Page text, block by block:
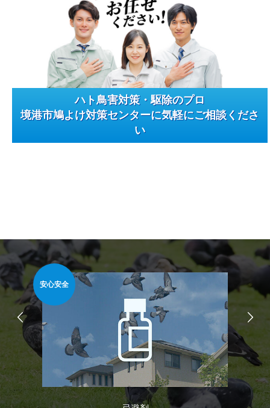
ハト鳥害対策・駆除のプロ
境港市鳩よけ対策センターに気軽にご相談くださ
い
安心安全